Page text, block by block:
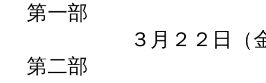
第一部
３月２２日（金）
第二部